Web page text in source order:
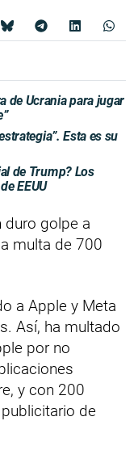
de Ucrania para jugar
Esta es su
de Trump? Los
EEUU
duro golpe a
multa de 700
a Apple y Meta
Así, ha multado
por no
y con 200
de